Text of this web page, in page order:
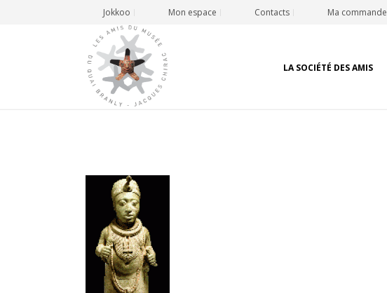
Jokkoo Mon espace Contacts Ma commande
LA SOCIÉTÉ DES AMIS